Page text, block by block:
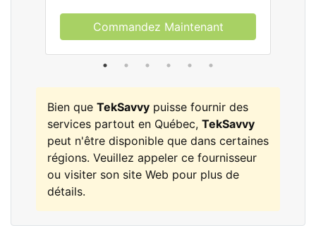
Commandez Maintenant
Bien que TekSavvy puisse fournir des
services partout en Québec, TekSavvy
peut n'être disponible que dans certaines
régions. Veuillez appeler ce fournisseur
ou visiter son site Web pour plus de
détails.